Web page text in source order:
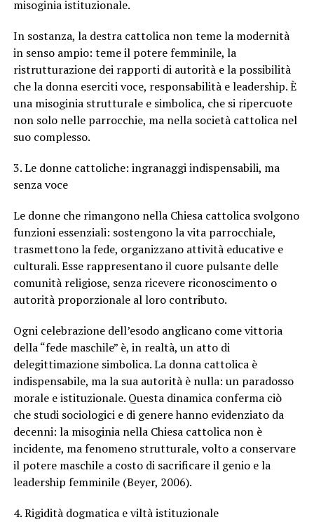
misoginia istituzionale.
In sostanza, la destra cattolica non teme la modernità
in senso ampio: teme il potere femminile, la
ristrutturazione dei rapporti di autorità e la possibilità
che la donna eserciti voce, responsabilità e leadership. È
una misoginia strutturale e simbolica, che si ripercuote
non solo nelle parrocchie, ma nella società cattolica nel
suo complesso.
3. Le donne cattoliche: ingranaggi indispensabili, ma
senza voce
Le donne che rimangono nella Chiesa cattolica svolgono
funzioni essenziali: sostengono la vita parrocchiale,
trasmettono la fede, organizzano attività educative e
culturali. Esse rappresentano il cuore pulsante delle
comunità religiose, senza ricevere riconoscimento o
autorità proporzionale al loro contributo.
Ogni celebrazione dell’esodo anglicano come vittoria
della “fede maschile” è, in realtà, un atto di
delegittimazione simbolica. La donna cattolica è
indispensabile, ma la sua autorità è nulla: un paradosso
morale e istituzionale. Questa dinamica conferma ciò
che studi sociologici e di genere hanno evidenziato da
decenni: la misoginia nella Chiesa cattolica non è
incidente, ma fenomeno strutturale, volto a conservare
il potere maschile a costo di sacrificare il genio e la
leadership femminile (Beyer, 2006).
4. Rigidità dogmatica e viltà istituzionale